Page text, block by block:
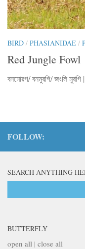
BIRD / PHASIANIDAE /
Red Jungle Fowl
বনমোরগ/ বনমুরগি/ জংলি
FOLLOW:
SEARCH ANYTHING
BUTTERFLY
open all | close all